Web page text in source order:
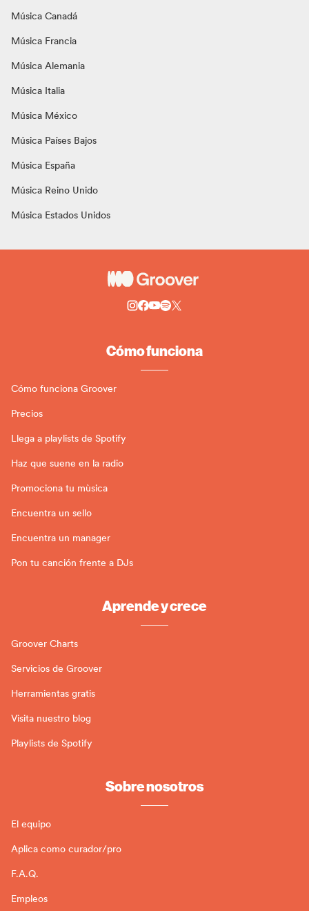
Música Canadá
Música Francia
Música Alemania
Música Italia
Música México
Música Países Bajos
Música España
Música Reino Unido
Música Estados Unidos
Cómo funciona
Cómo funciona Groover
Precios
Llega a playlists de Spotify
Haz que suene en la radio
Promociona tu mùsica
Encuentra un sello
Encuentra un manager
Pon tu canción frente a DJs
Aprende y crece
Groover Charts
Servicios de Groover
Herramientas gratis
Visita nuestro blog
Playlists de Spotify
Sobre nosotros
El equipo
Aplica como curador/pro
F.A.Q.
Empleos